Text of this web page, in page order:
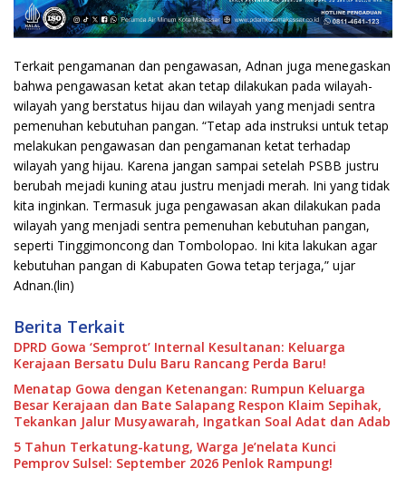
Terkait pengamanan dan pengawasan, Adnan juga menegaskan
bahwa pengawasan ketat akan tetap dilakukan pada wilayah-
wilayah yang berstatus hijau dan wilayah yang menjadi sentra
pemenuhan kebutuhan pangan. “Tetap ada instruksi untuk tetap
melakukan pengawasan dan pengamanan ketat terhadap
wilayah yang hijau. Karena jangan sampai setelah PSBB justru
berubah mejadi kuning atau justru menjadi merah. Ini yang tidak
kita inginkan. Termasuk juga pengawasan akan dilakukan pada
wilayah yang menjadi sentra pemenuhan kebutuhan pangan,
seperti Tinggimoncong dan Tombolopao. Ini kita lakukan agar
kebutuhan pangan di Kabupaten Gowa tetap terjaga,” ujar
Adnan.(lin)
Berita Terkait
DPRD Gowa ‘Semprot’ Internal Kesultanan: Keluarga
Kerajaan Bersatu Dulu Baru Rancang Perda Baru!
Menatap Gowa dengan Ketenangan: Rumpun Keluarga
Besar Kerajaan dan Bate Salapang Respon Klaim Sepihak,
Tekankan Jalur Musyawarah, Ingatkan Soal Adat dan Adab
5 Tahun Terkatung-katung, Warga Je’nelata Kunci
Pemprov Sulsel: September 2026 Penlok Rampung!